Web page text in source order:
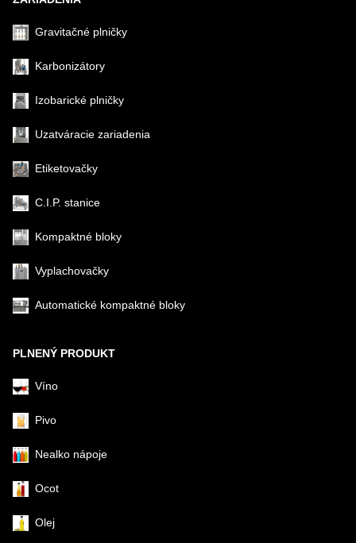
Gravitačné plničky
Karbonizátory
Izobarické plničky
Uzatváracie zariadenia
Etiketovačky
C.I.P. stanice
Kompaktné bloky
Vyplachovačky
Automatické kompaktné bloky
PLNENÝ PRODUKT
Víno
Pivo
Nealko nápoje
Ocot
Olej